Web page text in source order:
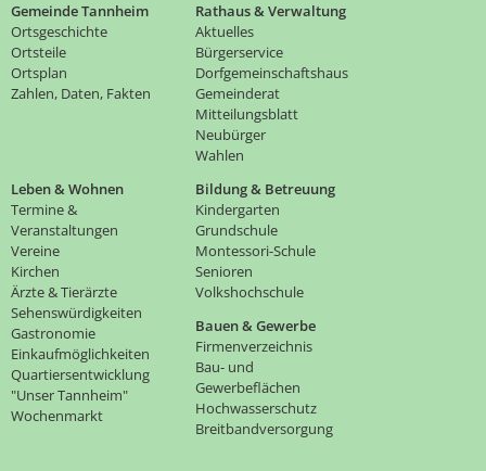
Gemeinde Tannheim
Ortsgeschichte
Ortsteile
Ortsplan
Zahlen, Daten, Fakten
Rathaus & Verwaltung
Aktuelles
Bürgerservice
Dorfgemeinschaftshaus
Gemeinderat
Mitteilungsblatt
Neubürger
Wahlen
Leben & Wohnen
Termine &
Veranstaltungen
Vereine
Kirchen
Ärzte & Tierärzte
Sehenswürdigkeiten
Gastronomie
Einkaufmöglichkeiten
Quartiersentwicklung
"Unser Tannheim"
Wochenmarkt
Bildung & Betreuung
Kindergarten
Grundschule
Montessori-Schule
Senioren
Volkshochschule
Bauen & Gewerbe
Firmenverzeichnis
Bau- und
Gewerbeflächen
Hochwasserschutz
Breitbandversorgung